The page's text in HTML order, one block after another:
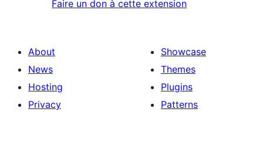
Faire un don à cette extension
About
News
Hosting
Privacy
Showcase
Themes
Plugins
Patterns